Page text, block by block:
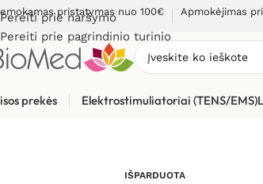
Pereiti prie naršymo
Pereiti prie pagrindinio turinio
pristatymas nuo 100€ Apmokėjimas
prekės Elektrostimuliatoriai (TENS/EMS)
Sveikatos priežiūrai
IŠPARDUOTA